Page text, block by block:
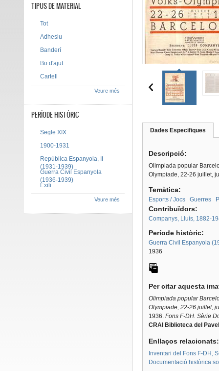
Dades Especifiques
Descripció:
Olimpiada popular
Olympiade, 22-26 juillet,
Temàtica:
Esports / Jocs Guerres
Contribuïdors:
Companys, Lluís, 1882-
Període històric:
Guerra Civil Espanyola
1936
Per citar aquesta
Olimpiada popular
Olympiade, 22-26 juillet,
1936.Fons F-DH. Sèrie
CRAI Biblioteca del
Enllaços
Inventari del Fons F-DH,
Documentació històrica
TIPUS DE MATERIAL
Tot
Adhesiu
Banderí
Bo d'ajut
Cartell
Veure més
PERÍODE HISTÒRIC
Segle XIX
1900-1931
República Espanyola, II
(1931-1939)
Guerra Civil Espanyola
(1936-1939)
Exili
Veure més